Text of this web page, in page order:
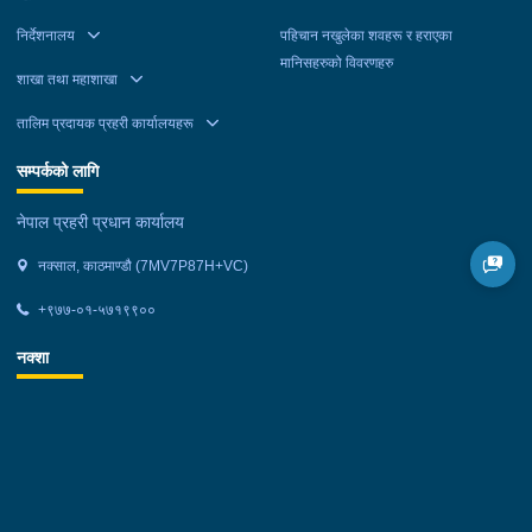
निर्देशनालय
शाखा तथा महाशाखा
तालिम प्रदायक प्रहरी कार्यालयहरू
पहिचान नखुलेका शवहरू र हराएका
मानिसहरुको विवरणहरु
सम्पर्कको लागि
नेपाल प्रहरी प्रधान कार्यालय
नक्साल, काठमाण्डौ (7MV7P87H+VC)
+९७७-०१-५७१९९००
नक्शा